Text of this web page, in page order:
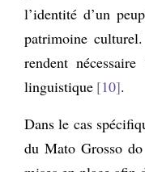
l’identité d’un
patrimoine
rendent
linguistique 10 .
Dans le cas
du Mato Grosso